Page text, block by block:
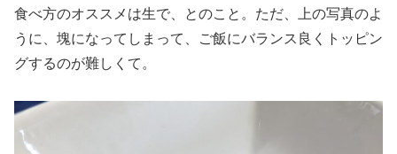
食べ方のオススメは生で、とのこと。ただ、上の写真のよ
うに、塊になってしまって、ご飯にバランス良くトッピン
グするのが難しくて。